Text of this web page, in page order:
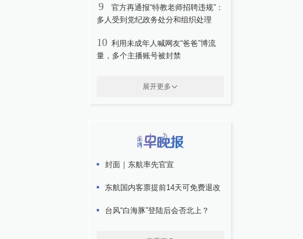
9
官方再通报“特教老师招聘违规”：
多人受到党纪政务处分和组织处理
10 利用未成年人喊网友“爸爸”博流
量，多个主播账号被封禁
展开更多
封面｜东航率先官宣
东航国内客票提前14天可免费退改
台风“白海豚”登陆后会否北上？